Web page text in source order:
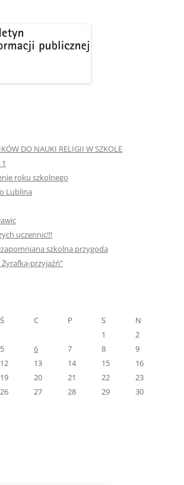
DO NAUKI RELIGII W SZKOLE
roku szkolnego
Lublina
uczennic!!!
szkolna przygoda
przyjaźń”
Ś C P S
N
1
2
5 6 7 8
9
12 13 14 15
16
19 20 21 22
23
26 27 28 29
30